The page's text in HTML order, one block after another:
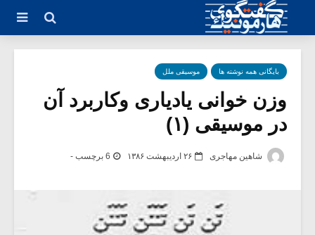
بایگانی همه نوشته ها موسیقی ملل
وزن خوانی یادیاری وکاربرد آن
در موسیقی (۱)
شاهین مهاجری ۲۶ اردیبهشت ۱۳۸۶ 6 برچسب -